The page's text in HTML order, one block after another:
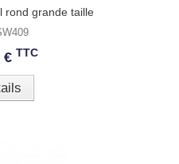
rond grande taille
€ TTC